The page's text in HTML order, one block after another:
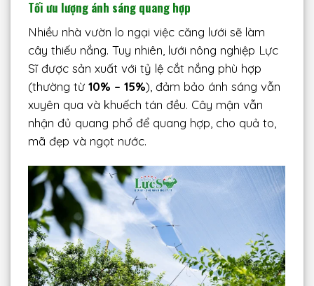
Tối ưu lượng ánh sáng quang hợp
Nhiều nhà vườn lo ngại việc căng lưới sẽ làm
cây thiếu nắng. Tuy nhiên, lưới nông nghiệp Lực
Sĩ được sản xuất với tỷ lệ cắt nắng phù hợp
(thường từ10% – 15%), đảm bảo ánh sáng vẫn
xuyên qua và khuếch tán đều. Cây mận vẫn
nhận đủ quang phổ để quang hợp, cho quả to,
mã đẹp và ngọt nước.